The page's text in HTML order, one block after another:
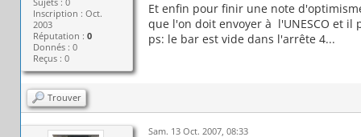
Inscription : Oct.
2003
Réputation :0
Donnés : 0
Reçus : 0
Et enfin pour finir une note
que l'on doit envoyer à l'UNESCO et
ps: le bar est vide dans l'arrête 4...
Trouver
Sam. 13 Oct. 2007, 08:33